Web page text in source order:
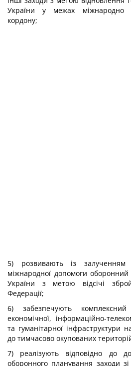
України у межах міжнародно
кордону;
5) розвивають із залученням
міжнародної допомоги оборонний
України з метою відсічі
Федерації;
6) забезпечують комплексний
економічної, інформаційно-
та гуманітарної інфраструктури
до тимчасово окупованих
7) реалізують відповідно до
оборонного планування заходи